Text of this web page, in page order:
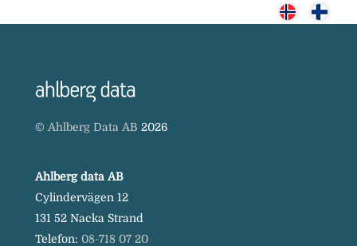
© Ahlberg Data AB 2026
Ahlberg data AB
Cylindervägen 12
131 52 Nacka Strand
Telefon: 08-718 07 20